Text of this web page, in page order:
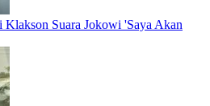
Suara Jokowi 'Saya Akan